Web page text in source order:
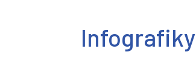
Infografiky